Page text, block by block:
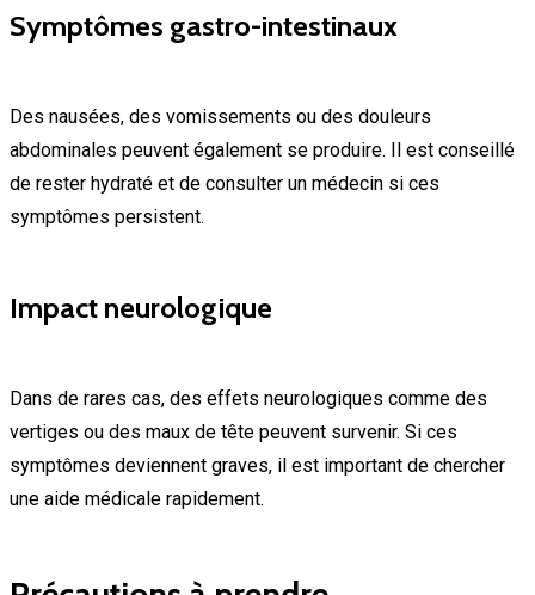
Symptômes gastro-intestinaux
Des nausées, des vomissements ou des douleurs
abdominales peuvent également se produire. Il est conseillé
de rester hydraté et de consulter un médecin si ces
symptômes persistent.
Impact neurologique
Dans de rares cas, des effets neurologiques comme des
vertiges ou des maux de tête peuvent survenir. Si ces
symptômes deviennent graves, il est important de chercher
une aide médicale rapidement.